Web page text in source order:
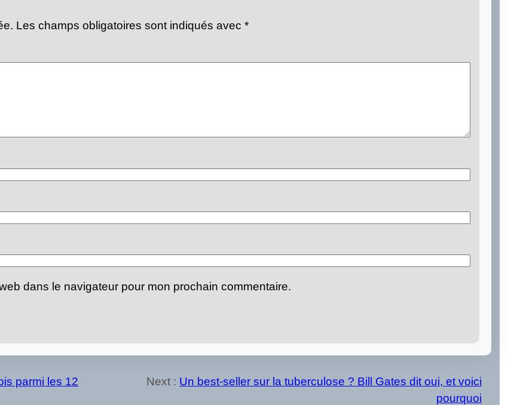
Les champs obligatoires sont indiqués avec*
dans le navigateur pour mon prochain commentaire.
parmi les 12
Next : Un best-seller sur la tuberculose ? Bill Gates dit oui, et voici
pourquoi